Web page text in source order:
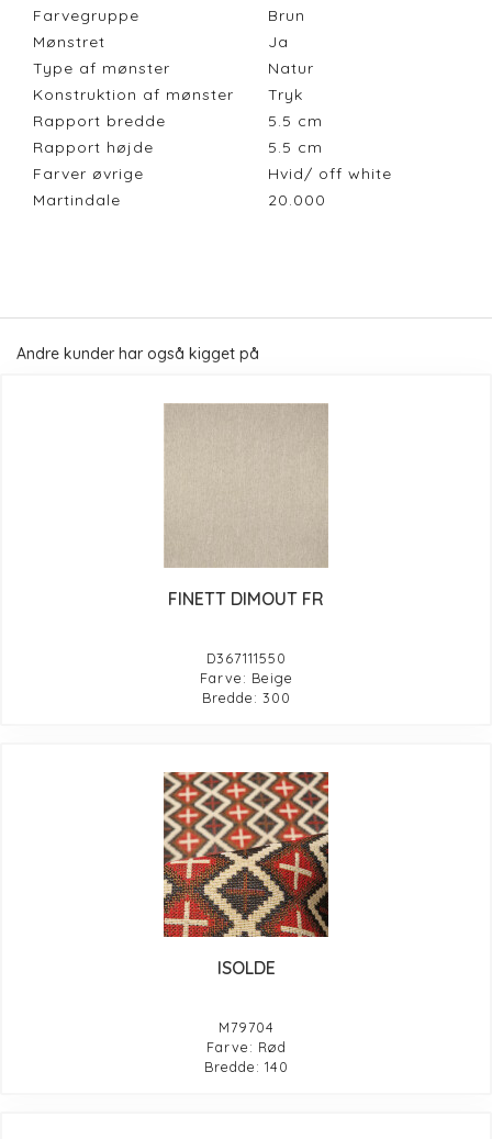
Farvegruppe
Brun
Mønstret
Ja
Type af mønster
Natur
Konstruktion af mønster
Tryk
Rapport bredde
5.5 cm
Rapport højde
5.5 cm
Farver øvrige
Hvid/ off white
Martindale
20.000
Andre kunder har også kigget på
FINETT DIMOUT FR
D367111550
Farve: Beige
Bredde: 300
ISOLDE
M79704
Farve: Rød
Bredde: 140